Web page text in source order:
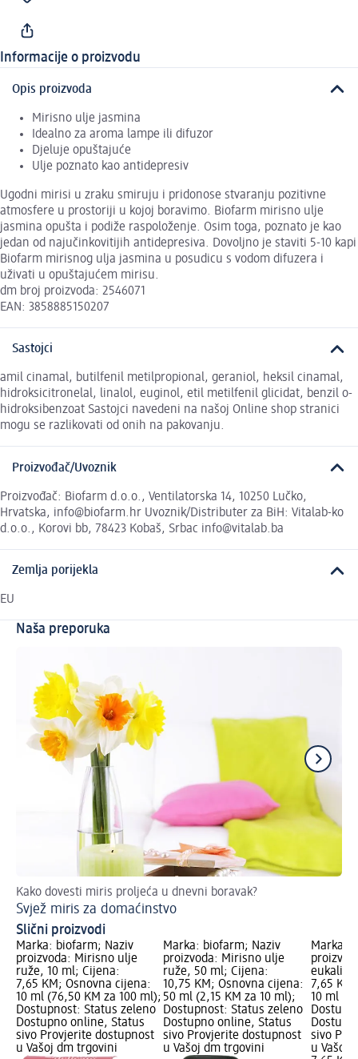
Informacije o proizvodu
Opis proizvoda
Mirisno ulje jasmina
Idealno za aroma lampe ili difuzor
Djeluje opuštajuće
Ulje poznato kao antidepresiv
Ugodni mirisi u zraku smiruju i pridonose stvaranju pozitivne
atmosfere u prostoriji u kojoj boravimo. Biofarm mirisno ulje
jasmina opušta i podiže raspoloženje. Osim toga, poznato je kao
jedan od najučinkovitijih antidepresiva. Dovoljno je staviti 5-10 kapi
Biofarm mirisnog ulja jasmina u posudicu s vodom difuzera i
uživati u opuštajućem mirisu.
dm broj proizvoda: 2546071
EAN: 3858885150207
Sastojci
amil cinamal, butilfenil metilpropional, geraniol, heksil cinamal,
hidroksicitronelal, linalol, euginol, etil metilfenil glicidat, benzil o-
hidroksibenzoat Sastojci navedeni na našoj Online shop stranici
mogu se razlikovati od onih na pakovanju.
Proizvođač/Uvoznik
Proizvođač: Biofarm d.o.o., Ventilatorska 14, 10250 Lučko,
Hrvatska, info@biofarm.hr Uvoznik/Distributer za BiH: Vitalab-ko
d.o.o., Korovi bb, 78423 Kobaš, Srbac info@vitalab.ba
Zemlja porijekla
EU
Naša preporuka
Kako dovesti miris proljeća u dnevni boravak?
Svjež miris za domaćinstvo
Slični proizvodi
Marka: biofarm; Naziv
proizvoda: Mirisno ulje
ruže, 10 ml; Cijena:
7,65 KM; Osnovna cijena:
10 ml (76,50 KM za 100 ml);
Dostupnost: Status zeleno
Dostupno online, Status
sivo Provjerite dostupnost
u Vašoj dm trgovini
Marka: biofarm; Naziv
proizvoda: Mirisno ulje
ruže, 50 ml; Cijena:
10,75 KM; Osnovna cijena:
50 ml (2,15 KM za 10 ml);
Dostupnost: Status zeleno
Dostupno online, Status
sivo Provjerite dostupnost
u Vašoj dm trgovini
Marka:
7,65
10 ml
sivo
u Vašoj